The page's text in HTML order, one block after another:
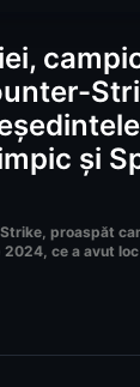
și
proaspăt
ce a avut